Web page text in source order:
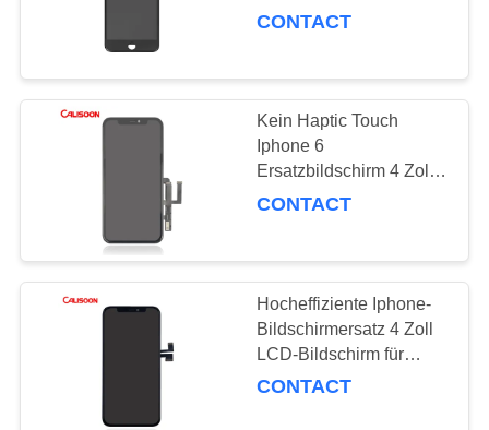
Interne Batterie für
Iphone
Abnehmbare
Handybatterie
Vollfarbe 500-750
CONTACT
Kein Haptic Touch
Iphone 6
Ersatzbildschirm 4 Zoll
Reparatur gebrochener
CONTACT
Hocheffiziente Iphone-
Bildschirmersatz 4 Zoll
LCD-Bildschirm für
Iphone
CONTACT